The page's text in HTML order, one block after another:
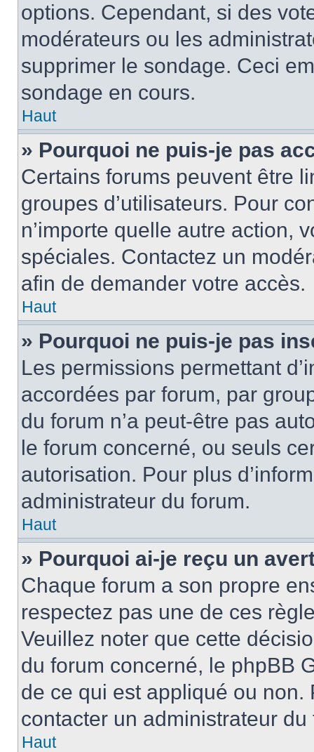
options. Cependant, si des
modérateurs ou les
supprimer le sondage. Ceci
sondage en cours.
Haut
» Pourquoi ne puis-je pas
Certains forums peuvent être
groupes d’utilisateurs. Pour
n’importe quelle autre action,
spéciales. Contactez un
afin de demander votre accès.
Haut
» Pourquoi ne puis-je pas
Les permissions permettant
accordées par forum, par
du forum n’a peut-être pas
le forum concerné, ou seuls
autorisation. Pour plus
administrateur du forum.
Haut
» Pourquoi ai-je reçu un
Chaque forum a son propre
respectez pas une de ces
Veuillez noter que cette
du forum concerné, le phpBB
de ce qui est appliqué ou non.
contacter un administrateur du
Haut